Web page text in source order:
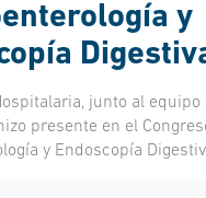
y
junto al equipo
presente en el
y Endoscopía